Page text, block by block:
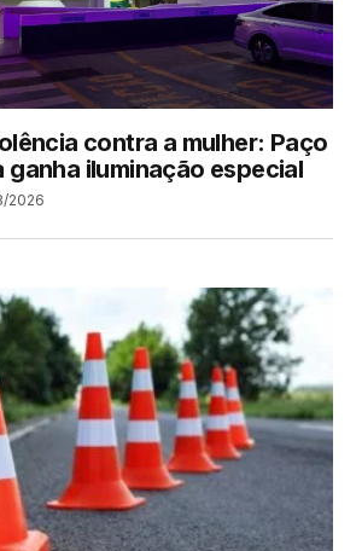
contra a mulher: Paço
iluminação especial
2026